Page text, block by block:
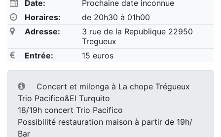
Date:
Prochaine date inconnue
Horaires:
de 20h30 à 01h00
Adresse:
3 rue de la Republique 22950
Tregueux
Entrée:
15 euros
Concert et milonga à La chope Trégueux
Trio Pacifico&El Turquito
18/19h concert Trio Pacifico
Possibilité restauration maison à partir de 19h/
Bar